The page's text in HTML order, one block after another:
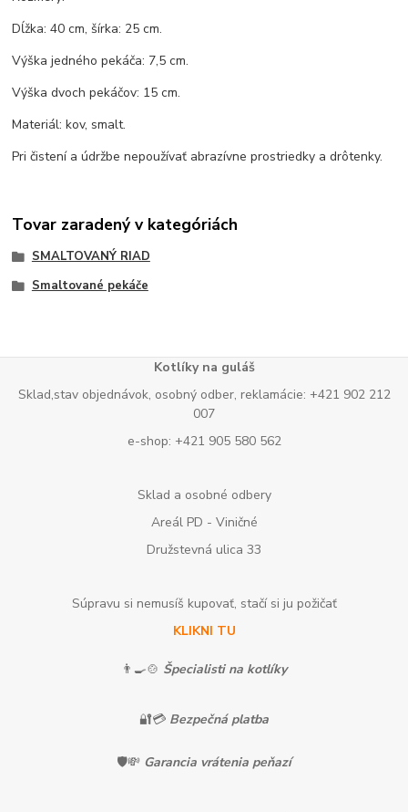
Dĺžka: 40 cm, šírka: 25 cm.
Výška jedného pekáča: 7,5 cm.
Výška dvoch pekáčov: 15 cm.
Materiál: kov, smalt.
Pri čistení a údržbe nepoužívať abrazívne prostriedky a drôtenky.
Tovar zaradený v kategóriách
SMALTOVANÝ RIAD
Smaltované pekáče
Kotlíky na guláš
Sklad,stav objednávok, osobný odber, reklamácie: +421 902 212
007
e-shop: +421 905 580 562
Sklad a osobné odbery
Areál PD - Viničné
Družstevná ulica 33
Súpravu si nemusíš kupovať, stačí si ju požičať
KLIKNI TU
👨‍🍳🍲 Špecialisti na kotlíky
🔐💳 Bezpečná platba
🛡️💸 Garancia vrátenia peňazí